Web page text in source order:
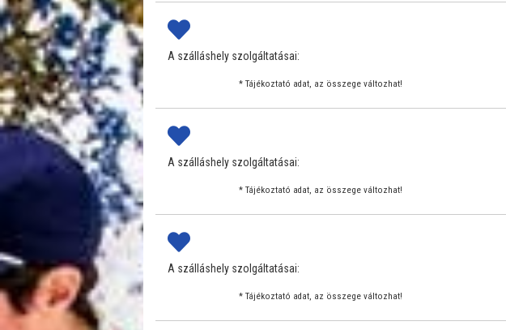
A szálláshely szolgáltatásai:
* Tájékoztató adat, az összege változhat!
A szálláshely szolgáltatásai:
* Tájékoztató adat, az összege változhat!
A szálláshely szolgáltatásai:
* Tájékoztató adat, az összege változhat!